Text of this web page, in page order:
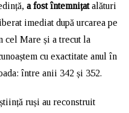
a fost întemnițatalături
imediat după urcarea pe
cel Mare și a trecut la
cu exactitate anul în
între anii 342 și 352.
ruși au reconstruit